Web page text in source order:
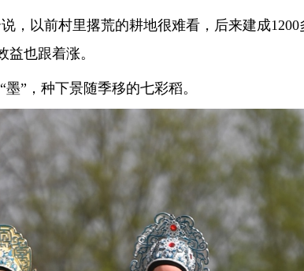
以前村里撂荒的耕地很难看，后来建成1200
也跟着涨。
”，种下景随季移的七彩稻。